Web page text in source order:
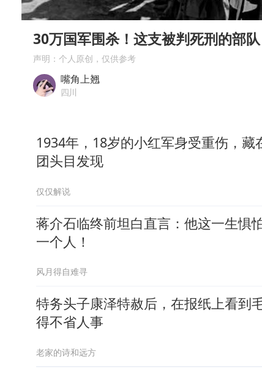
中国“五箭齐发”反制美国
首次证实！“胶球”存在
Play
00:00
30万国军围杀！这支被判死刑的部
声明：个人原创，仅供参考
嘴角上翘
四川
1934年，18岁的小红军身受重伤，藏
团头目发现
仅仅解说
蒋介石临终前坦白直言：他这一生惧
一个人！
风月得自难寻
特务头子康泽特赦后，在报纸上看到
得不省人事
老家的诗和远方